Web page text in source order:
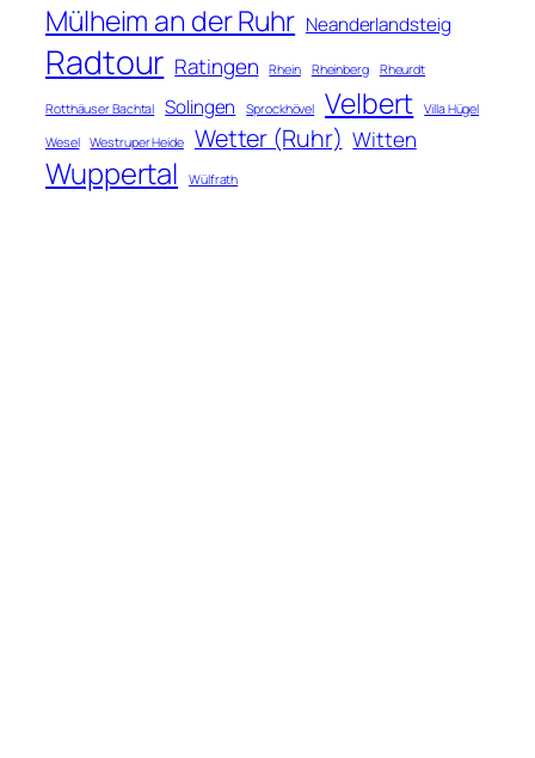
Mülheim an der Ruhr Neanderlandsteig
Radtour Ratingen Rhein Rheinberg Rheurdt
Rotthäuser Bachtal Solingen Sprockhövel Velbert
Villa Hügel
Wesel
Westruper Heide Wetter (Ruhr) Witten
Wuppertal Wülfrath